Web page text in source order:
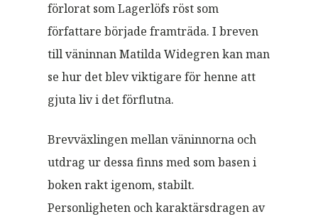
förlorat som Lagerlöfs röst som
författare började framträda. I breven
till väninnan Matilda Widegren kan man
se hur det blev viktigare för henne att
gjuta liv i det förflutna.
Brevväxlingen mellan väninnorna och
utdrag ur dessa finns med som basen i
boken rakt igenom, stabilt.
Personligheten och karaktärsdragen av